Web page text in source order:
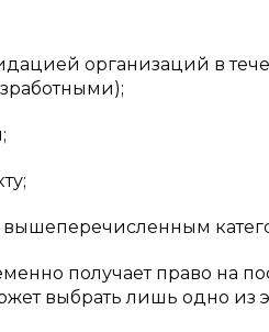
организаций в
получает право на
выбрать лишь одно из